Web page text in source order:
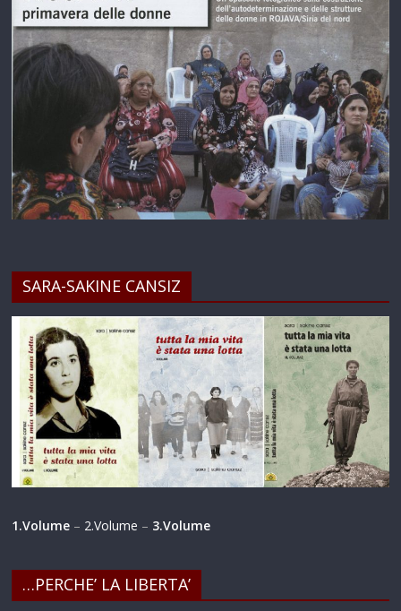
SARA-SAKINE CANSIZ
1.Volume – 2.Volume – 3.Volume
…PERCHE’ LA LIBERTA’